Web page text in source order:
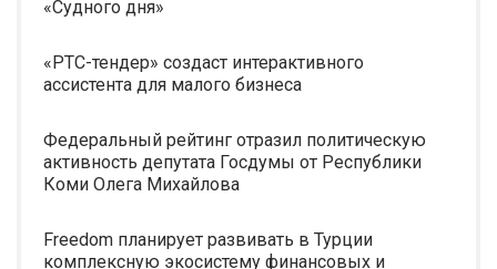
«Судного дня»
«РТС-тендер» создаст интерактивного
ассистента для малого бизнеса
Федеральный рейтинг отразил политическую
активность депутата Госдумы от Республики
Коми Олега Михайлова
Freedom планирует развивать в Турции
комплексную экосистему финансовых и